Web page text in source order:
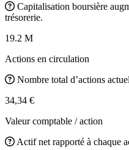
Capitalisation boursière
trésorerie.
19.2 M
Actions en circulation
Nombre total d’actions
34,34 €
Valeur comptable / action
Actif net rapporté à chaque